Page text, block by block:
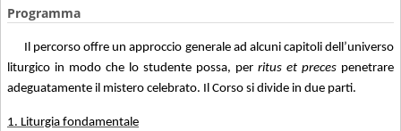
Programma
Il percorso offre un approccio generale ad alcuni capitoli dell’universo
liturgico in modo che lo studente possa, per ritus et preces penetrare
adeguatamente il mistero celebrato. Il Corso si divide in due parti.
1. Liturgia fondamentale